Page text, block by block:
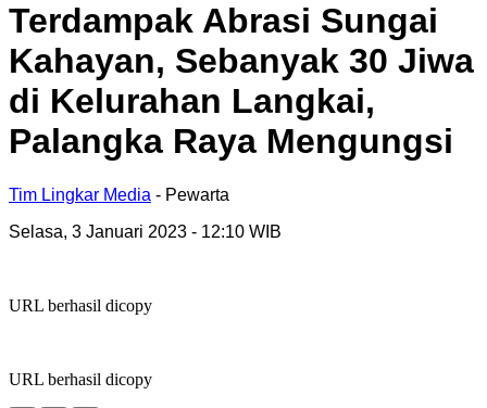
Terdampak Abrasi Sungai
Kahayan, Sebanyak 30 Jiwa
di Kelurahan Langkai,
Palangka Raya Mengungsi
Tim Lingkar Media - Pewarta
Selasa, 3 Januari 2023 - 12:10 WIB
URL berhasil dicopy
URL berhasil dicopy